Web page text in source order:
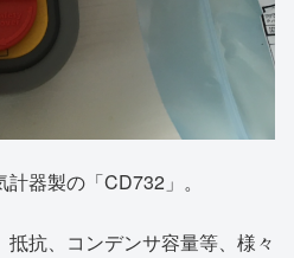
器製の「CD732」。
抗、コンデンサ容量等、様々